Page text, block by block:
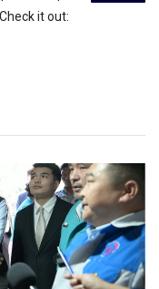
it out: